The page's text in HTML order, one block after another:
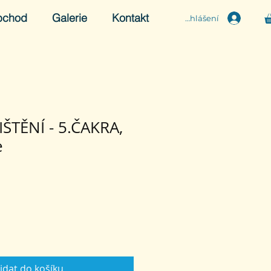
Galerie Kontakt Přihlášení
- 5.ČAKRA,